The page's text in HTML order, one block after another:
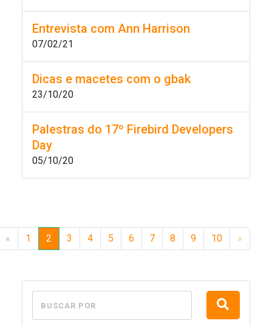
Entrevista com Ann Harrison
07/02/21
Dicas e macetes com o gbak
23/10/20
Palestras do 17º Firebird Developers
Day
05/10/20
« 1 2 3 4 5 6 7 8 9 10 »
BUSCAR POR